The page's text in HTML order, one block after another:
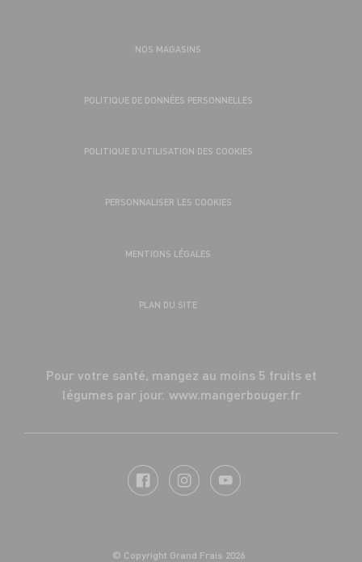
NOS MAGASINS
POLITIQUE DE DONNÉES PERSONNELLES
POLITIQUE D’UTILISATION DES COOKIES
PERSONNALISER LES COOKIES
MENTIONS LÉGALES
PLAN DU SITE
Pour votre santé, mangez au moins 5 fruits et
légumes par jour. www.mangerbouger.fr
© Copyright Grand Frais 2026